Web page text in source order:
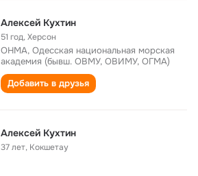
Алексей Кухтин
51 год,Херсон
ОНМА, Одесская национальная морская
академия (бывш. ОВМУ, ОВИМУ, ОГМА)
Добавить в друзья
Алексей Кухтин
37 лет, Кокшетау